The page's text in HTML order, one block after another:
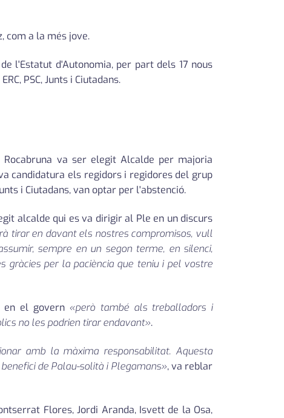
com a la més jove.
l'Estatut d'Autonomia, per part dels 17 nous
PSC, Junts i Ciutadans.
va ser elegit Alcalde per majoria
candidatura els regidors i regidores del grup
i Ciutadans, van optar per l'abstenció.
alcalde qui es va dirigir al Ple en un discurs
tirar en davant els nostres compromisos, vull
sempre en un segon terme, en silenci,
gràcies per la paciència que teniu i pel vostre
en el govern «però també als treballadors i
no les podrien tirar endavant».
amb la màxima responsabilitat. Aquesta
de Palau-solità i Plegamans», va reblar
Flores, Jordi Aranda, Isvett de la Osa,